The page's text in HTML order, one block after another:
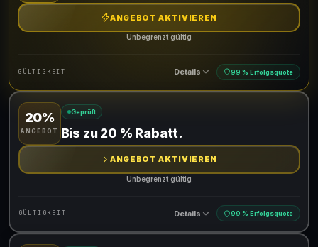
ANGEBOT AKTIVIEREN
Unbegrenzt gültig
GÜLTIGKEIT Details 99 % Erfolgsquote
Gültig für teilnehmende Produkte
20%
ANGEBOT
Geprüft
Bis zu 20 % Rabatt.
ANGEBOT AKTIVIEREN
Unbegrenzt gültig
GÜLTIGKEIT Details 99 % Erfolgsquote